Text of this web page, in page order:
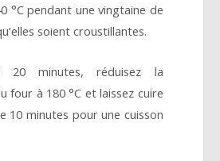
°C pendant une vingtaine de
soient croustillantes.
minutes, réduisez la
four à 180 °C et laissez cuire
10 minutes pour une cuisson